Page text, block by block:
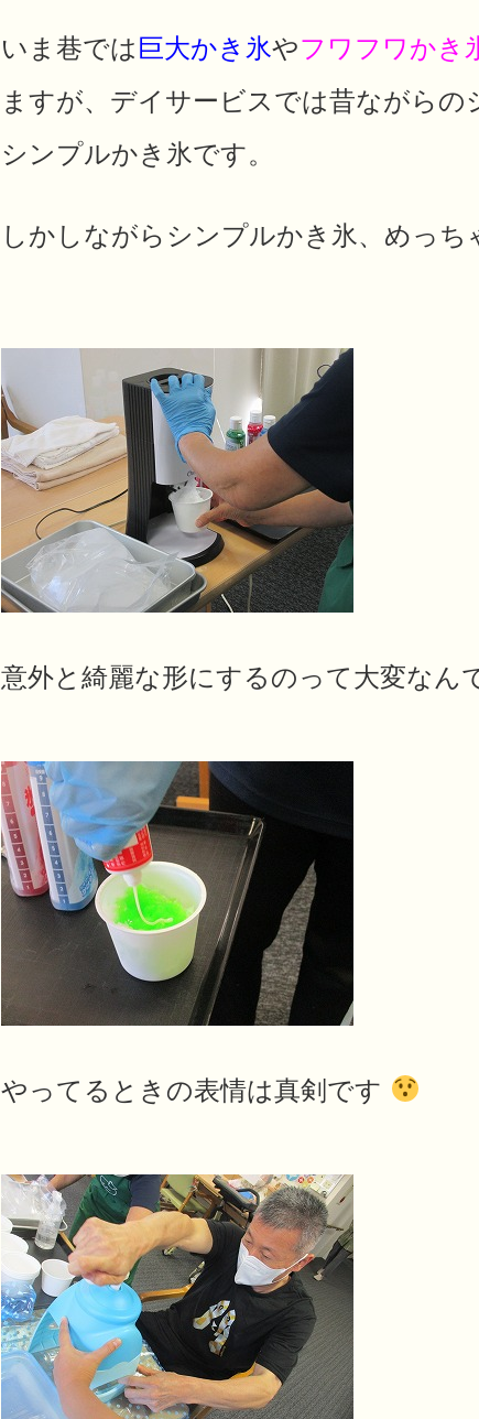
いま巷では 巨大かき氷やフワフワかき
ますが、デイサービスでは昔ながらの
シンプルかき氷です。
しかしながらシンプルかき氷、めっ
意外と綺麗な形にするのって大変なん
やってるときの表情は真剣です